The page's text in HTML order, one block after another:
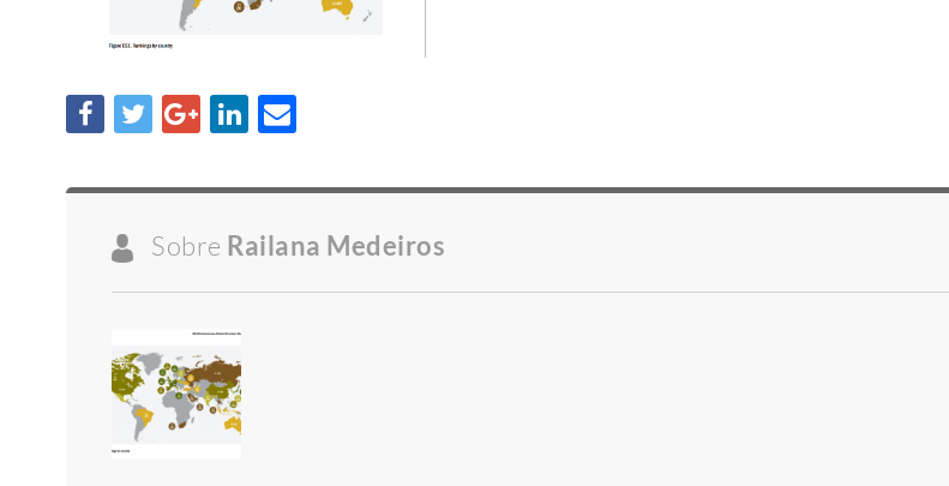
Sobre Railana Medeiros